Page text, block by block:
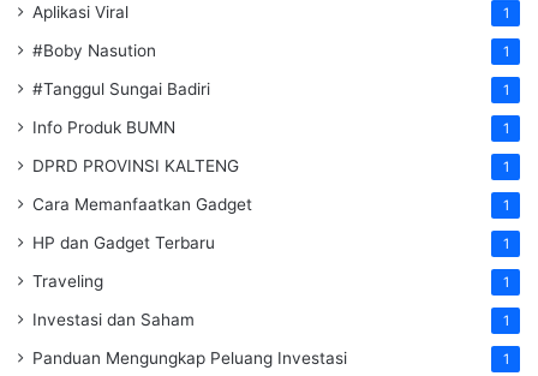
Aplikasi Viral 1
#Boby Nasution 1
#Tanggul Sungai Badiri 1
Info Produk BUMN 1
DPRD PROVINSI KALTENG 1
Cara Memanfaatkan Gadget 1
HP dan Gadget Terbaru 1
Traveling 1
Investasi dan Saham 1
Panduan Mengungkap Peluang Investasi 1